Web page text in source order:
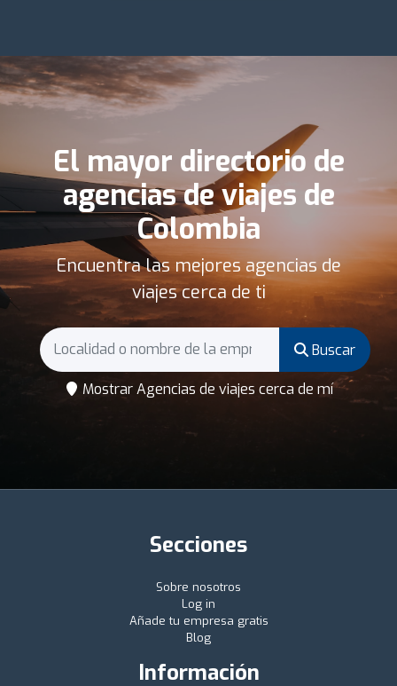
El mayor directorio de
agencias de viajes de
Colombia
Encuentra las mejores agencias de
viajes cerca de ti
Buscar
Mostrar Agencias de viajes cerca de mí
Secciones
Sobre nosotros
Log in
Añade tu empresa gratis
Blog
Información